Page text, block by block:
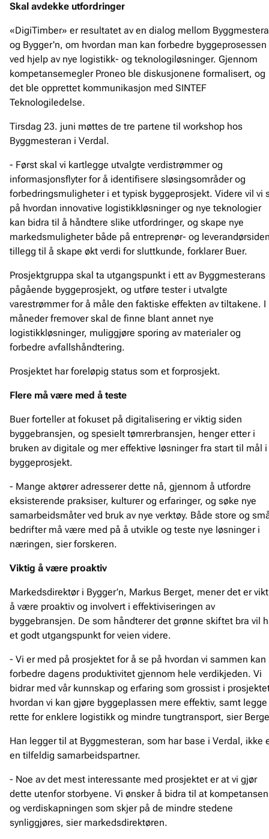
Skal avdekke utfordringer
«DigiTimber» er resultatet av en dialog mellom
og Bygger'n, om hvordan man kan forbedre byggeprosessen
ved hjelp av nye logistikk- og teknologiløsninger. Gjennom
kompetansemegler Proneo ble diskusjonene formalisert, og
det ble opprettet kommunikasjon med SINTEF
Teknologiledelse.
Tirsdag 23. juni møttes de tre partene til workshop hos
Byggmesteran i Verdal.
- Først skal vi kartlegge utvalgte verdistrømmer og
informasjonsflyter for å identifisere sløsingsområder og
forbedringsmuligheter i et typisk byggeprosjekt. Videre vil vi
på hvordan innovative logistikkløsninger og nye teknologier
kan bidra til å håndtere slike utfordringer, og skape nye
markedsmuligheter både på entreprenør- og
tillegg til å skape økt verdi for sluttkunde, forklarer Buer.
Prosjektgruppa skal ta utgangspunkt i ett av Byggmesterans
pågående byggeprosjekt, og utføre tester i utvalgte
varestrømmer for å måle den faktiske effekten av tiltakene. I
måneder fremover skal de finne blant annet nye
logistikkløsninger, muliggjøre sporing av materialer og
forbedre avfallshåndtering.
Prosjektet har foreløpig status som et forprosjekt.
Flere må være med å teste
Buer forteller at fokuset på digitalisering er viktig siden
byggebransjen, og spesielt tømrerbransjen, henger etter i
bruken av digitale og mer effektive løsninger fra start til mål
byggeprosjekt.
- Mange aktører adresserer dette nå, gjennom å utfordre
eksisterende praksiser, kulturer og erfaringer, og søke nye
samarbeidsmåter ved bruk av nye verktøy. Både store og
bedrifter må være med på å utvikle og teste nye løsninger i
næringen, sier forskeren.
Viktig å være proaktiv
Markedsdirektør i Bygger’n, Markus Berget, mener det er
å være proaktiv og involvert i effektiviseringen av
byggebransjen. De som håndterer det grønne skiftet bra vil
et godt utgangspunkt for veien videre.
- Vi er med på prosjektet for å se på hvordan vi sammen kan
forbedre dagens produktivitet gjennom hele verdikjeden. Vi
bidrar med vår kunnskap og erfaring som grossist i
hvordan vi kan gjøre byggeplassen mere effektiv, samt
rette for enklere logistikk og mindre tungtransport, sier
Han legger til at Byggmesteran, som har base i Verdal, ikke
en tilfeldig samarbeidspartner.
- Noe av det mest interessante med prosjektet er at vi gjør
dette utenfor storbyene. Vi ønsker å bidra til at kompetansen
og verdiskapningen som skjer på de mindre stedene
synliggjøres, sier markedsdirektøren.